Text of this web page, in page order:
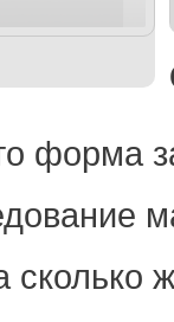
форма
сколько